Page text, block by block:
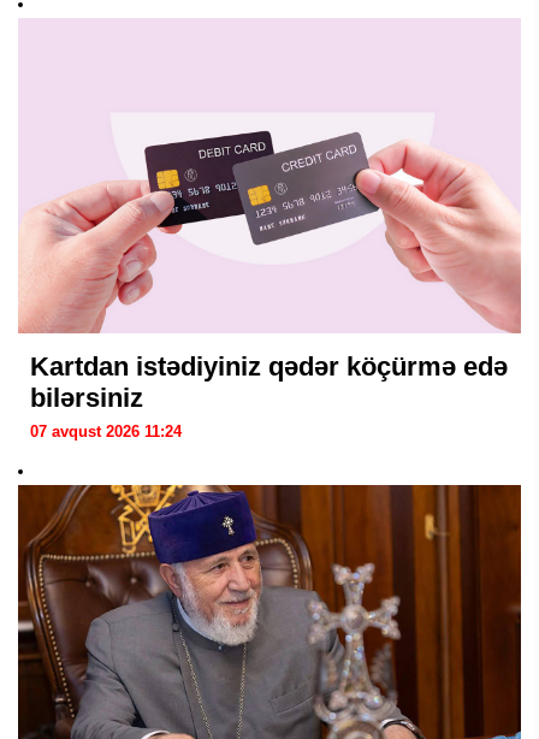
Kartdan istədiyiniz qədər köçürmə edə
bilərsiniz
07 avqust 2026 11:24